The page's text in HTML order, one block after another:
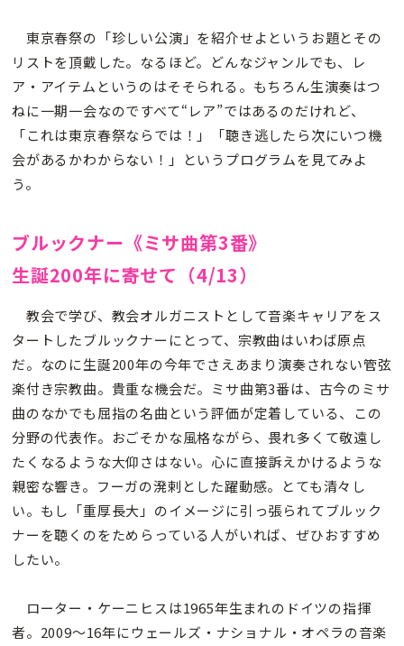
東京春祭の「珍しい公演」を紹介せよというお題とその
リストを頂戴した。なるほど。どんなジャンルでも、レ
ア・アイテムというのはそそられる。もちろん生演奏はつ
ねに一期一会なのですべて“レア”ではあるのだけれど、
「これは東京春祭ならでは！」「聴き逃したら次にいつ機
会があるかわからない！」というプログラムを見てみよ
う。
ブルックナー《ミサ曲第3番》
生誕200年に寄せて（4/13）
教会で学び、教会オルガニストとして音楽キャリアをス
タートしたブルックナーにとって、宗教曲はいわば原点
だ。なのに生誕200年の今年でさえあまり演奏されない管弦
楽付き宗教曲。貴重な機会だ。ミサ曲第3番は、古今のミサ
曲のなかでも屈指の名曲という評価が定着している、この
分野の代表作。おごそかな風格ながら、畏れ多くて敬遠し
たくなるような大仰さはない。心に直接訴えかけるような
親密な響き。フーガの溌剌とした躍動感。とても清々し
い。もし「重厚長大」のイメージに引っ張られてブルック
ナーを聴くのをためらっている人がいれば、ぜひおすすめ
したい。
ローター・ケーニヒスは1965年生まれのドイツの指揮
者。2009～16年にウェールズ・ナショナル・オペラの音楽